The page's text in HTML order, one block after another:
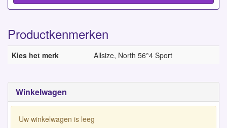
Winkelwagen
Uw winkelwagen is leeg
Productkenmerken
Kies het merk Allsize, North 56°4 Sport